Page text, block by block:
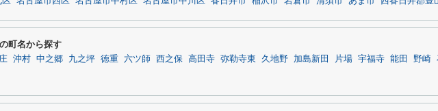
町名から探す
沖村 中之郷 九之坪 徳重 六ツ師 西之保 高田寺 弥勒寺東 久地野 加島新田 片場 宇福寺 能田 野崎